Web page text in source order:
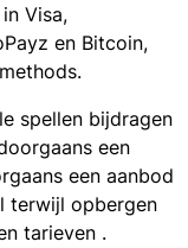
Visa,
en Bitcoin,
spellen bijdragen
een
een aanbod
terwijl opbergen
tarieven .